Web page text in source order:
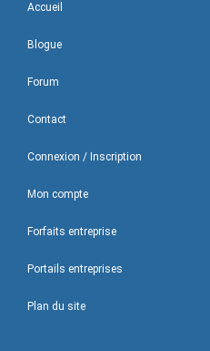
Accueil
Blogue
Forum
Contact
Connexion / Inscription
Mon compte
Forfaits entreprise
Portails entreprises
Plan du site